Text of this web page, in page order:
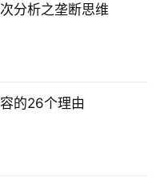
分析之垄断思维
的26个理由